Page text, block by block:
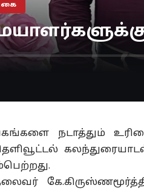
நடாத்தும்
தெளிவூட்டல்